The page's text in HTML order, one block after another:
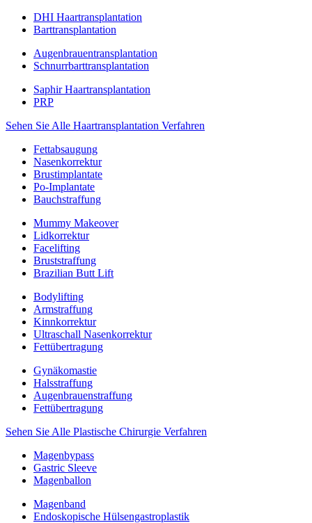
DHI Haartransplantation
Barttransplantation
Augenbrauentransplantation
Schnurrbarttransplantation
Saphir Haartransplantation
PRP
Sehen Sie Alle Haartransplantation Verfahren
Fettabsaugung
Nasenkorrektur
Brustimplantate
Po-Implantate
Bauchstraffung
Mummy Makeover
Lidkorrektur
Facelifting
Bruststraffung
Brazilian Butt Lift
Bodylifting
Armstraffung
Kinnkorrektur
Ultraschall Nasenkorrektur
Fettübertragung
Gynäkomastie
Halsstraffung
Augenbrauenstraffung
Fettübertragung
Sehen Sie Alle Plastische Chirurgie Verfahren
Magenbypass
Gastric Sleeve
Magenballon
Magenband
Endoskopische Hülsengastroplastik